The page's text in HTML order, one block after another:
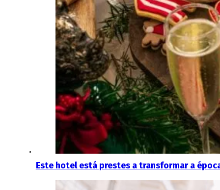
Este hotel está prestes a transformar a